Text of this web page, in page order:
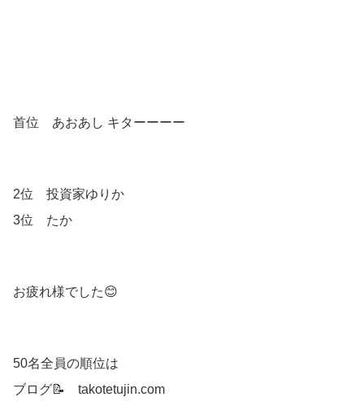
首位 あおあし キターーーー
2位 投資家ゆりか
3位 たか
お疲れ様でした😊
50名全員の順位は
ブログ📝 takotetujin.com